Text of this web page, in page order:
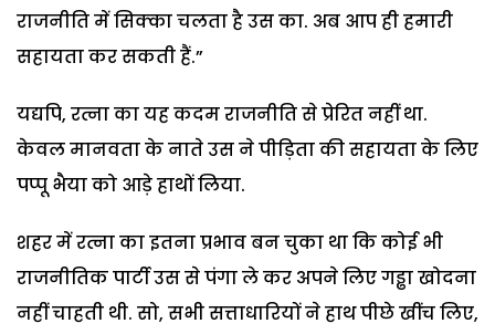
राजनीति में सिक्का चलता है उस का. अब आप ही हमारी
सहायता कर सकती हैं.”
यद्यपि, रत्ना का यह कदम राजनीति से प्रेरित नहीं था.
केवल मानवता के नाते उस ने पीड़िता की सहायता के लिए
पप्पू भैया को आड़े हाथों लिया.
शहर में रत्ना का इतना प्रभाव बन चुका था कि कोई भी
राजनीतिक पार्टी उस से पंगा ले कर अपने लिए गड्ढा खोदना
नहीं चाहती थी. सो, सभी सत्ताधारियों ने हाथ पीछे खींच लिए,